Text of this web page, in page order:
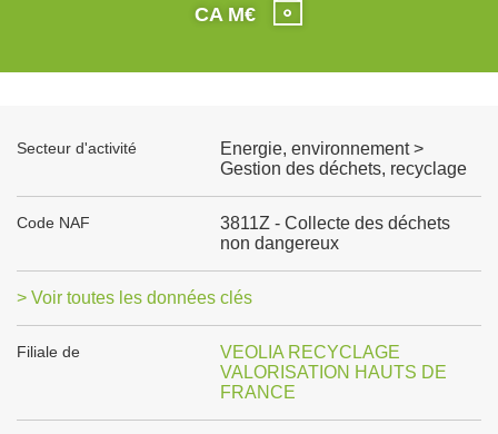
CA M€
Secteur d'activité
Energie, environnement >
Gestion des déchets, recyclage
Code NAF
3811Z - Collecte des déchets
non dangereux
> Voir toutes les données clés
Filiale de
VEOLIA RECYCLAGE
VALORISATION HAUTS DE
FRANCE